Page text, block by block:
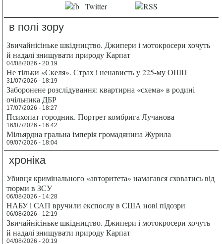
в полі зору
Звичайнісіньке шкідництво. Джипери і мотокросери хочуть
й надалі знищувати природу Карпат
04/08/2026 - 20:19
Не тільки «Скеля». Страх і ненависть у 225-му ОШП
31/07/2026 - 18:19
Заборонене розслідування: квартирна «схема» в родині
очільника ДБР
17/07/2026 - 18:27
Психопат-городник. Портрет комбрига Лучанова
16/07/2026 - 16:42
Мільярдна гральна імперія громадянина Журила
09/07/2026 - 18:04
хроніка
Убивця кримінального «авторитета» намагався сховатись від
тюрми в ЗСУ
06/08/2026 - 14:28
НАБУ і САП вручили експослу в США нові підозри
06/08/2026 - 12:19
Звичайнісіньке шкідництво. Джипери і мотокросери хочуть
й надалі знищувати природу Карпат
04/08/2026 - 20:19